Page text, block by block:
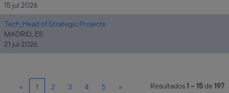
15 jul 2026
Tech_Head of Strategic Projects
MADRID, ES
21 jul 2026
Resultados1 – 15de 197
« 1 2 3 4 5 »